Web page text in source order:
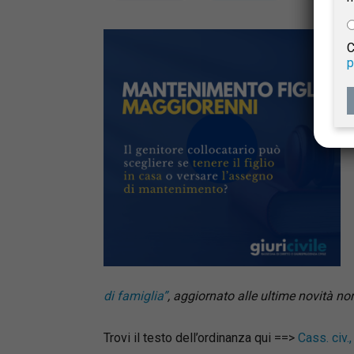
di famiglia”, aggiornato alle ultime novità
Trovi il testo dell’ordinanza qui ==> Cass.